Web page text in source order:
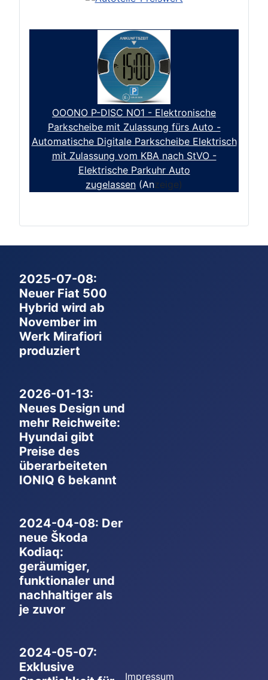
OOONO P-DISC NO1 - Elektronische
Parkscheibe mit Zulassung fürs Auto -
Automatische Digitale Parkscheibe Elektrisch
mit Zulassung vom KBA nach StVO -
Elektrische Parkuhr Auto
zugelassen (Anzeige)
2025-07-08:
Neuer Fiat 500
Hybrid wird ab
November im
Werk Mirafiori
produziert
2026-01-13:
Neues Design und
mehr Reichweite:
Hyundai gibt
Preise des
überarbeiteten
IONIQ 6 bekannt
2024-04-08: Der
neue Škoda
Kodiaq:
geräumiger,
funktionaler und
nachhaltiger als
je zuvor
2024-05-07:
Exklusive
Impressum